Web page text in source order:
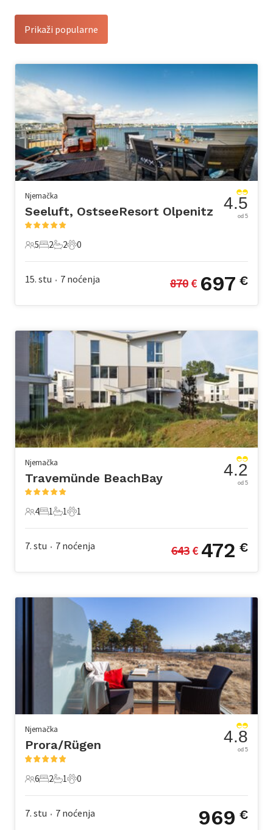
Prikaži popularne
Njemačka
Seeluft, OstseeResort Olpenitz
5 Gosti
5
2 Spavaće sobe
2
2 Kupaonice
2
0 Kućni ljubimac
0
4.5
od 5
15. stu • 7 noćenja 870 € 697 €
Njemačka
Travemünde BeachBay
4 Gosti
4
1 Spavaća soba
1
1 Kupaonica
1
1 Kućni ljubimac
1
4.2
od 5
7. stu • 7 noćenja 643 € 472 €
Njemačka
Prora/Rügen
6 Gosti
6
2 Spavaće sobe
2
1 Kupaonica
1
0 Kućni ljubimac
0
4.8
od 5
7. stu • 7 noćenja 969 €